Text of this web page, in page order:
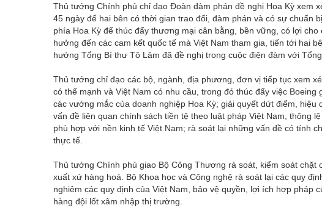
Thủ tướng Chính phủ chỉ đạo Đoàn đàm phán đề nghị Hoa Kỳ xem
45 ngày để hai bên có thời gian trao đổi, đàm phán và có sự chuẩn
phía Hoa Kỳ để thúc đẩy thương mại cân bằng, bền vững, có lợi
hưởng đến các cam kết quốc tế mà Việt Nam tham gia, tiến tới hai
hướng Tổng Bí thư Tô Lâm đã đề nghị trong cuộc điện đàm với
Thủ tướng chỉ đạo các bộ, ngành, địa phương, đơn vị tiếp tục xem
có thế mạnh và Việt Nam có nhu cầu, trong đó thúc đẩy việc
các vướng mắc của doanh nghiệp Hoa Kỳ; giải quyết dứt điểm,
vấn đề liên quan chính sách tiền tệ theo luật pháp Việt Nam, thông
phù hợp với nền kinh tế Việt Nam; rà soát lại những vấn đề có tính
thực tế.
Thủ tướng Chính phủ giao Bộ Công Thương rà soát, kiểm soát chặt
xuất xứ hàng hoá. Bộ Khoa học và Công nghệ rà soát lại các quy
nghiêm các quy định của Việt Nam, bảo vệ quyền, lợi ích hợp pháp
hàng đội lốt xâm nhập thị trường.